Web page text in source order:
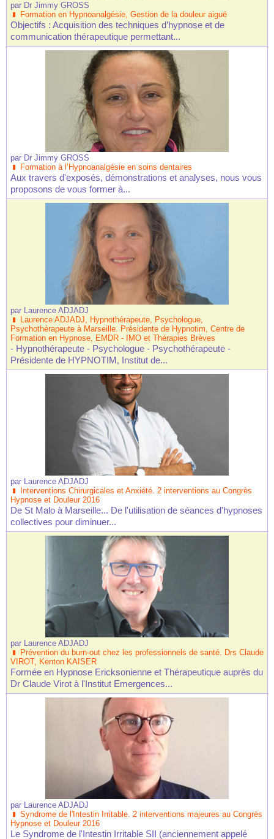
par Dr Jimmy GROSS
Formation en Hypnoanalgésie, Gestion de la douleur aiguë
Objectifs : Acquisition des techniques d’hypnose et de
communication thérapeutique permettant...
par Dr Jimmy GROSS
Formation à l’Hypnoanalgésie en soins dentaires
Aux travers d'exposés, démonstrations et analyses, nous vous
proposons de vous former à...
par Laurence ADJADJ
Laurence ADJADJ, Hypnothérapeute, Psychologue,
Psychothérapeute à Marseille. Présidente de Hypnotim, Centre de
Formation en Hypnose, EMDR - IMO et Thérapies Brèves
- Hypnothérapeute - Psychologue - Psychothérapeute -
Présidente de HYPNOTIM, Institut de...
par Laurence ADJADJ
Interventions Chirurgicales et Anxiété. 2 interventions au Congrès
Hypnose et Douleur 2016
De St Malo à Marseille... De l'utilisation de séances d'hypnoses
collectives pour diminuer...
par Laurence ADJADJ
Prévention du burn-out chez les professionnels de santé. Drs Claude
VIROT, Kenton KAISER
Formée en Hypnose Ericksonienne et Thérapeutique auprès du
Dr Claude Virot à l'Institut Emergences...
par Laurence ADJADJ
Syndrome de l'Intestin Irritable. 2 interventions majeures au Congrès
Hypnose et Douleur 2016
Le Syndrome de l'Intestin Irritable SII (anciennement appelé